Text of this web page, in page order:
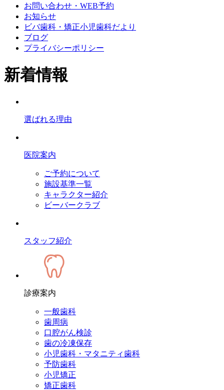
お問い合わせ・WEB予約
お知らせ
ビバ歯科・矯正小児歯科だより
ブログ
プライバシーポリシー
新着情報
選ばれる理由
医院案内
ご予約について
施設基準一覧
キャラクター紹介
ビーバークラブ
スタッフ紹介
診療案内
一般歯科
歯周病
口腔がん検診
歯の冷凍保存
小児歯科・マタニティ歯科
予防歯科
小児矯正
矯正歯科